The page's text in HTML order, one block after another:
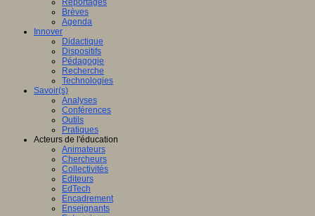
Reportages
Brèves
Agenda
Innover
Didactique
Dispositifs
Pédagogie
Recherche
Technologies
Savoir(s)
Analyses
Conférences
Outils
Pratiques
Acteurs de l'éducation
Animateurs
Chercheurs
Collectivités
Editeurs
EdTech
Encadrement
Enseignants